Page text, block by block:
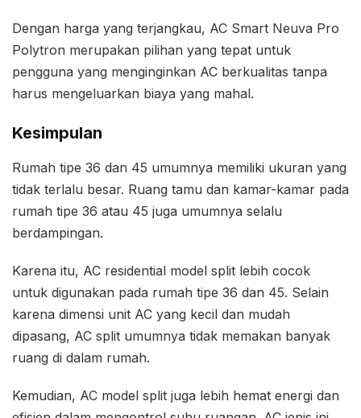
Dengan harga yang terjangkau, AC Smart Neuva Pro
Polytron merupakan pilihan yang tepat untuk
pengguna yang menginginkan AC berkualitas tanpa
harus mengeluarkan biaya yang mahal.
Kesimpulan
Rumah tipe 36 dan 45 umumnya memiliki ukuran yang
tidak terlalu besar. Ruang tamu dan kamar-kamar pada
rumah tipe 36 atau 45 juga umumnya selalu
berdampingan.
Karena itu, AC residential model split lebih cocok
untuk digunakan pada rumah tipe 36 dan 45. Selain
karena dimensi unit AC yang kecil dan mudah
dipasang, AC split umumnya tidak memakan banyak
ruang di dalam rumah.
Kemudian, AC model split juga lebih hemat energi dan